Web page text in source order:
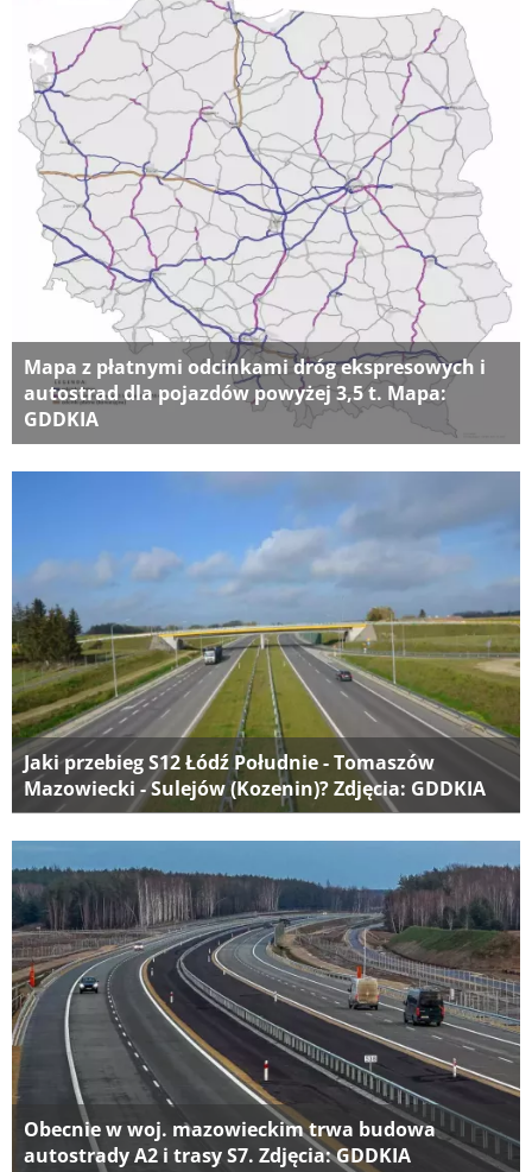
Mapa z płatnymi odcinkami dróg ekspresowych i
autostrad dla pojazdów powyżej 3,5 t. Mapa:
GDDKIA
Jaki przebieg S12 Łódź Południe - Tomaszów
Mazowiecki - Sulejów (Kozenin)? Zdjęcia: GDDKIA
Obecnie w woj. mazowieckim trwa budowa
autostrady A2 i trasy S7. Zdjęcia: GDDKIA